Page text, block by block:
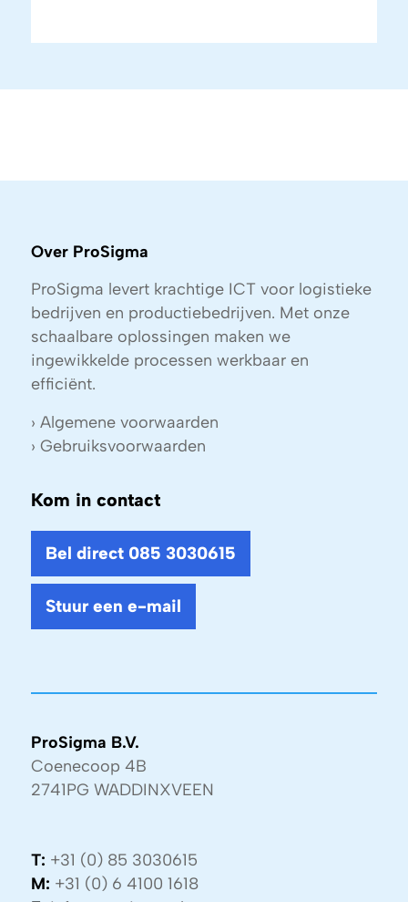
Over ProSigma
ProSigma levert krachtige ICT voor logistieke
bedrijven en productiebedrijven. Met onze
schaalbare oplossingen maken we
ingewikkelde processen werkbaar en
efficiënt.
› Algemene voorwaarden
› Gebruiksvoorwaarden
Kom in contact
Bel direct 085 3030615
Stuur een e-mail
ProSigma B.V.
Coenecoop 4B
2741PG WADDINXVEEN
T: +31 (0) 85 3030615
M: +31 (0) 6 4100 1618